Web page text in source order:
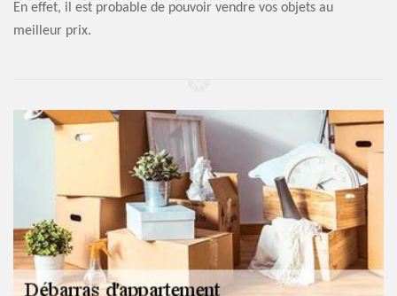
En effet, il est probable de pouvoir vendre vos objets au
meilleur prix.